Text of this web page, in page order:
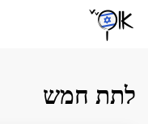
לתת חמש